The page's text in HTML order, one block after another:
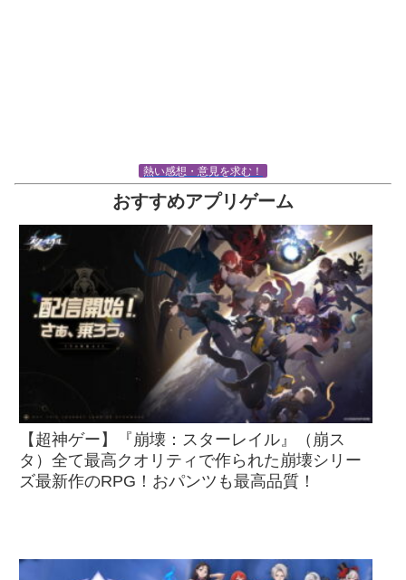
熱い感想・意見を求む！
おすすめアプリゲーム
【超神ゲー】『崩壊：スターレイル』（崩ス
タ）全て最高クオリティで作られた崩壊シリー
ズ最新作のRPG！おパンツも最高品質！